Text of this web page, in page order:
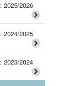
2025/2026
2024/2025
2023/2024